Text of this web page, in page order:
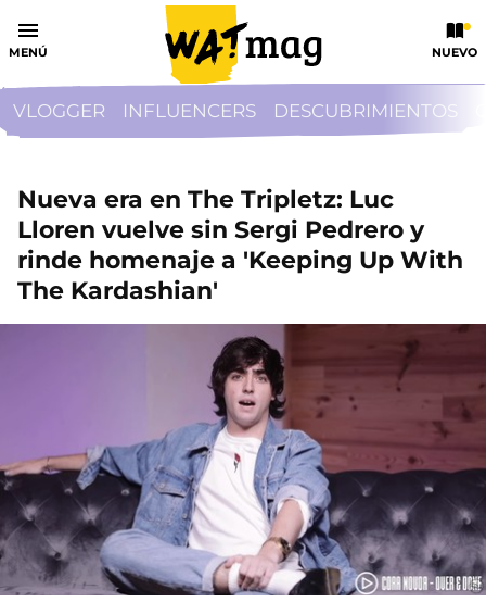
MENÚ NUEVO
VLOGGER INFLUENCERS DESCUBRIMIENTOS
Nueva era en The Tripletz: Luc
Lloren vuelve sin Sergi Pedrero y
rinde homenaje a 'Keeping Up With
The Kardashian'